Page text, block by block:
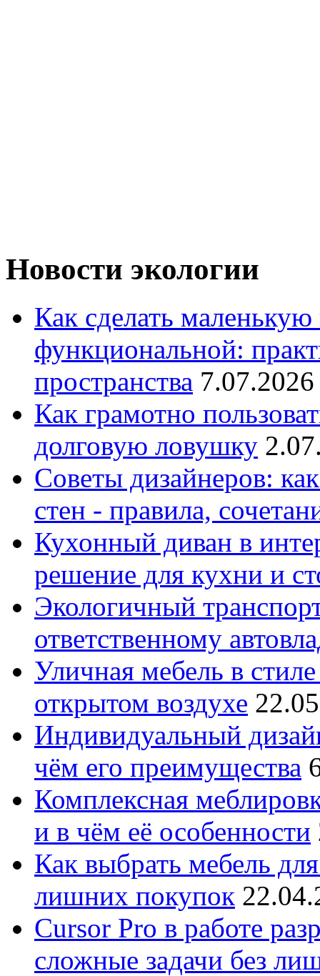
Новости экологии
Как сделать
функциональной:
пространства
Как грамотно
долговую ловушку
Советы дизайнеров:
стен - правила,
Кухонный диван в
решение для кухни и
Экологичный
ответственному
Уличная мебель в
открытом воздухе
Индивидуальный
чём его преимущества
Комплексная
и в чём её особенности
Как выбрать мебель
лишних покупок
Cursor Pro в работе
сложные задачи без